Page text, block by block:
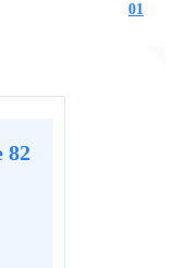
01
82